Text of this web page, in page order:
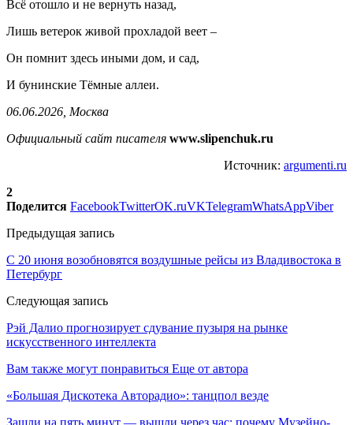
Всё отошло и не вернуть назад,
Лишь ветерок живой прохладой веет –
Он помнит здесь иными дом, и сад,
И бунинские Тёмные аллеи.
06.06.2026, Москва
Официальный сайт писателя www.slipenchuk.ru
Источник: argumenti.ru
2
Поделится FacebookTwitterOK.ruVKTelegramWhatsAppViber
Предыдущая запись
С 20 июня возобновятся воздушные рейсы из Владивостока в
Петербург
Следующая запись
Рэй Далио прогнозирует сдувание пузыря на рынке
искусственного интеллекта
Вам также могут понравиться Еще от автора
«Большая Дискотека Авторадио»: танцпол везде
Зашли на пять минут — вышли через час: почему Музейно-